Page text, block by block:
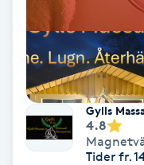
Barber
Barnklippning
BIAB
Gylls
4.8
Tider fr.